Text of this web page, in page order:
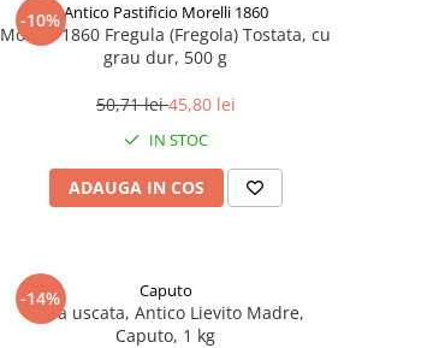
-10%Antico Pastificio Morelli 1860
Morelli 1860 Fregula (Fregola) Tostata, cu
grau dur, 500 g
50,71 lei45,80 lei
IN STOC
ADAUGA IN COS
-14% Caputo
Maia uscata, Antico Lievito Madre,
Caputo, 1 kg